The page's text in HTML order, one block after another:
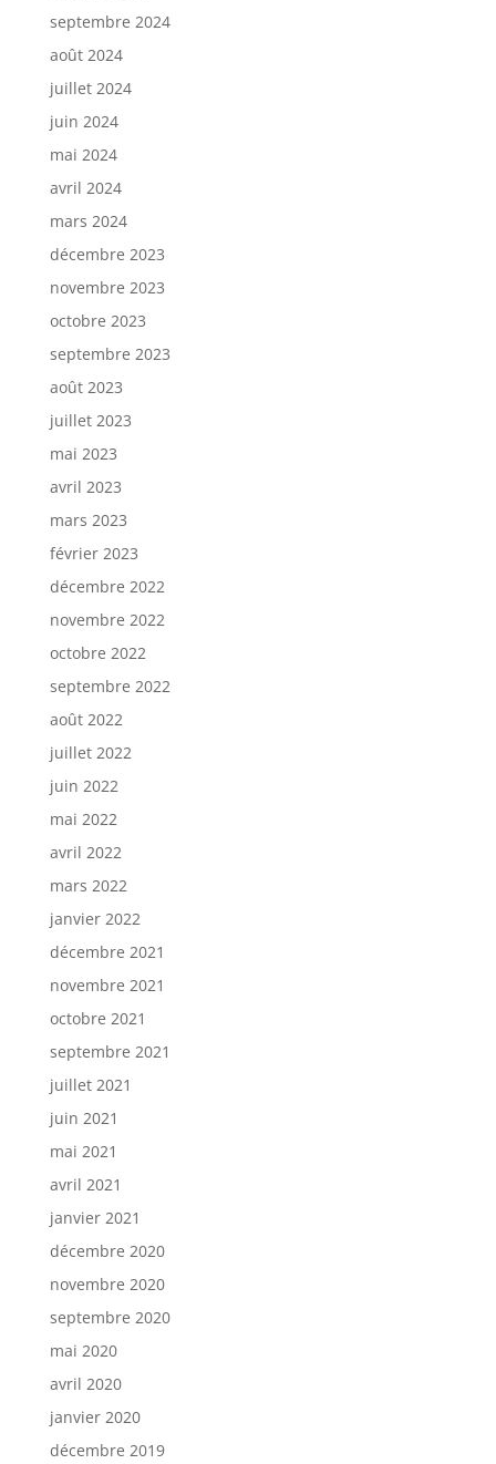
septembre 2024
août 2024
juillet 2024
juin 2024
mai 2024
avril 2024
mars 2024
décembre 2023
novembre 2023
octobre 2023
septembre 2023
août 2023
juillet 2023
mai 2023
avril 2023
mars 2023
février 2023
décembre 2022
novembre 2022
octobre 2022
septembre 2022
août 2022
juillet 2022
juin 2022
mai 2022
avril 2022
mars 2022
janvier 2022
décembre 2021
novembre 2021
octobre 2021
septembre 2021
juillet 2021
juin 2021
mai 2021
avril 2021
janvier 2021
décembre 2020
novembre 2020
septembre 2020
mai 2020
avril 2020
janvier 2020
décembre 2019